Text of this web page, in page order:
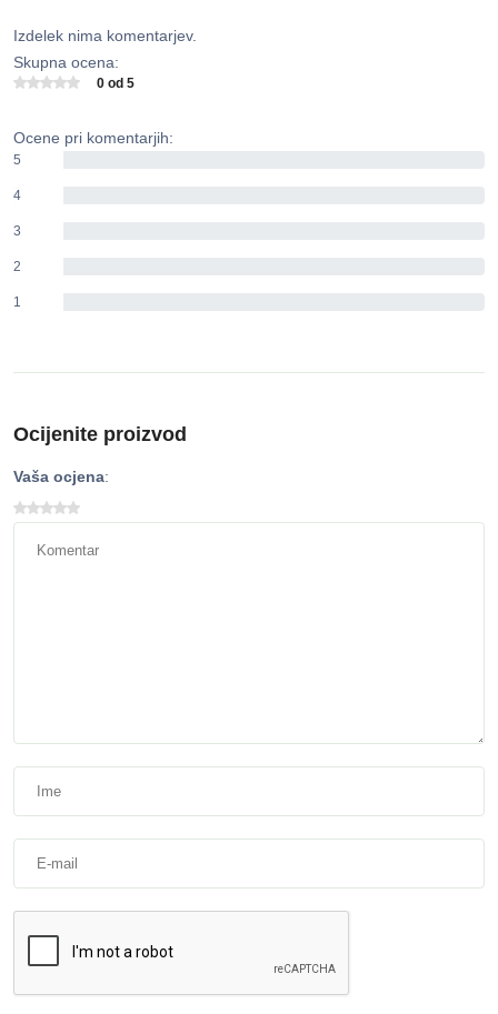
Izdelek nima komentarjev.
Skupna ocena:
0 od 5
Ocene pri komentarjih:
5
4
3
2
1
Ocijenite proizvod
Vaša ocjena: